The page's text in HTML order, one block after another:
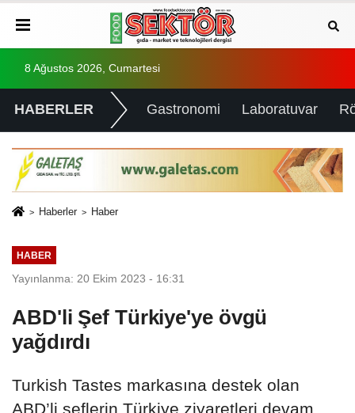
8 Ağustos 2026, Cumartesi
HABERLER Gastronomi Laboratuvar
Haberler Haber
HABER
Yayınlanma: 20 Ekim 2023 - 16:31
ABD'li Şef Türkiye'ye övgü
yağdırdı
Turkish Tastes markasına destek olan
ABD’li şeflerin Türkiye ziyaretleri devam